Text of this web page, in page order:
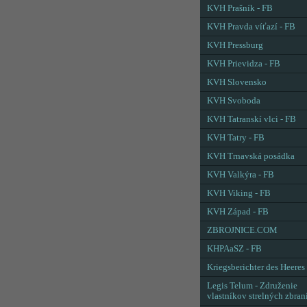
KVH Prašník - FB
KVH Pravda víťazí - FB
KVH Pressburg
KVH Prievidza - FB
KVH Slovensko
KVH Svoboda
KVH Tatranskí vlci - FB
KVH Tatry - FB
KVH Trnavská posádka
KVH Valkýra - FB
KVH Viking - FB
KVH Západ - FB
ZBROJNICE.COM
KHPAaSZ - FB
Kriegsberichter des Heeres
Legis Telum - Združenie
vlastníkov strelných